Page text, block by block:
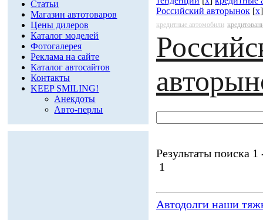
Статьи
Магазин автотоваров
Цены дилеров
Каталог моделей
Фотогалерея
Реклама на сайте
Каталог автосайтов
Контакты
KEEP SMILING!
Анекдоты
Авто-перлы
Российский авторынок [x]
кредитные автомобили
Результаты поиска 1
1
Автодолги наши